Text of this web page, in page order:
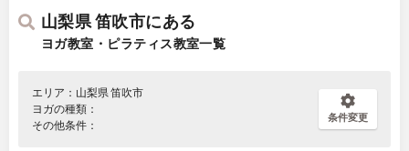
山梨県 笛吹市にある
ヨガ教室・ピラティス教室一覧
エリア：山梨県 笛吹市
ヨガの種類：
その他条件：
条件変更